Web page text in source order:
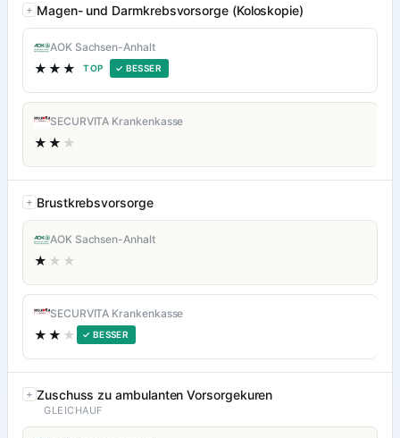
Magen- und Darmkrebsvorsorge (Koloskopie)
AOK Sachsen-Anhalt
★★★ TOP ✓ BESSER
SECURVITA Krankenkasse
★★ ★
Brustkrebsvorsorge
AOK Sachsen-Anhalt
★ ★★
SECURVITA Krankenkasse
★★ ★ ✓ BESSER
Zuschuss zu ambulanten Vorsorgekuren
GLEICHAUF